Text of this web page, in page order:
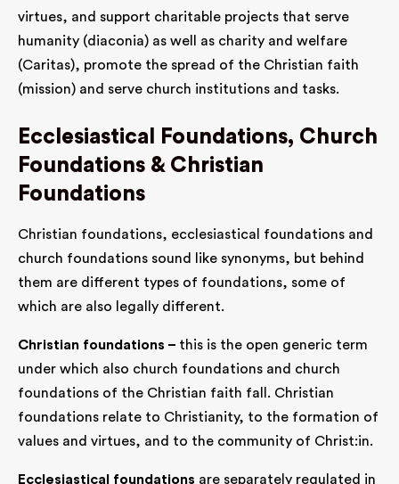
virtues, and support charitable projects that serve
humanity (diaconia) as well as charity and welfare
(Caritas), promote the spread of the Christian faith
(mission) and serve church institutions and tasks.
Ecclesiastical Foundations, Church
Foundations & Christian
Foundations
Christian foundations, ecclesiastical foundations and
church foundations sound like synonyms, but behind
them are different types of foundations, some of
which are also legally different.
Christian foundations – this is the open generic term
under which also church foundations and church
foundations of the Christian faith fall. Christian
foundations relate to Christianity, to the formation of
values and virtues, and to the community of Christ:in.
Ecclesiastical foundations are separately regulated in